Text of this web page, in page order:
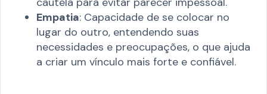
Empatia: Capacidade de se colocar no
lugar do outro, entendendo suas
necessidades e preocupações, o que ajuda
a criar um vínculo mais forte e confiável.